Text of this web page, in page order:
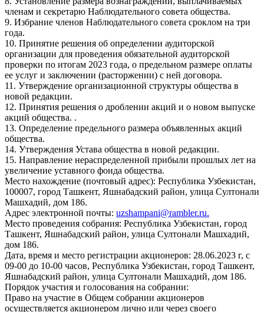
членам и секретарю Наблюдательного совета общества.
9. Избрание членов Наблюдательного совета сроклом на три
года.
10. Принятие решения об определении аудиторской
организации для проведения обязательной аудиторской
проверки по итогам 2023 года, о предельном размере оплаты
ее услуг и заключении (расторжении) с ней договора.
11. Утверждение организационной структуры общества в
новой редакции.
12. Принятия решения о дроблении акций и о новом выпуске
акций общества. .
13. Определение предельного размера объявленных акций
общества.
14. Утверждения Устава общества в новой редакции.
15. Направление нераспределенной прибыли прошлых лет на
увеличение уставного фонда общества.
Место нахождение (почтовый адрес): Республика Узбекистан,
100007, город Ташкент, Яшнабадский район, улица Султонали
Машхадий, дом 186.
Адрес электронной почты: uzshampani@rambler.ru.
Место проведения собрания: Республика Узбекистан, город
Ташкент, Яшнабадский район, улица Султонали Машхадий,
дом 186.
Дата, время и место регистрации акционеров: 28.06.2023 г, с
09-00 до 10-00 часов, Республика Узбекистан, город Ташкент,
Яшнабадский район, улица Султонали Машхадий, дом 186.
Порядок участия и голосования на собрании:
Право на участие в Общем собрании акционеров
осуществляется акционером лично или через своего